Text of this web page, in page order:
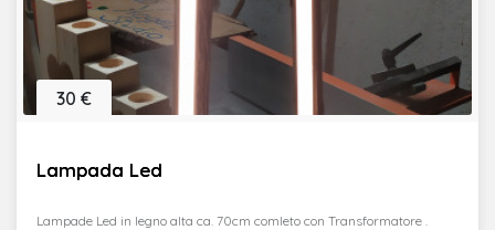
Lampada Led
30 €
Lampade Led in legno alta ca. 70cm comleto con Transformatore .